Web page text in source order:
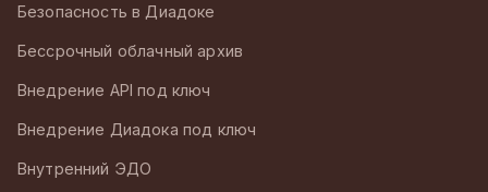
Безопасность в Диадоке
Бессрочный облачный архив
Внедрение API под ключ
Внедрение Диадока под ключ
Внутренний ЭДО